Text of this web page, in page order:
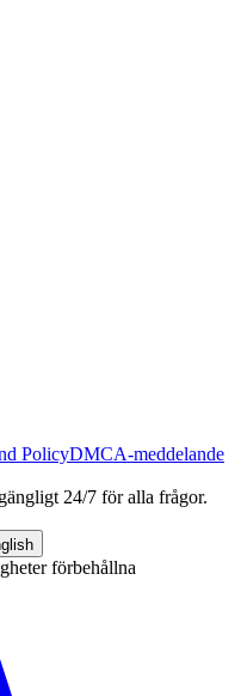
PolicyDMCA-meddelande
24/7 för alla frågor.
förbehållna